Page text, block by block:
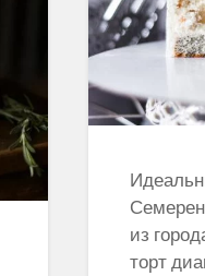
из
торт